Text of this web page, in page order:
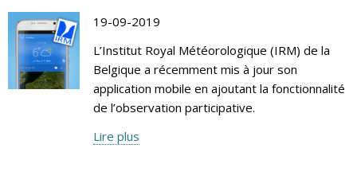
19-09-2019
L’Institut Royal Météorologique (IRM) de la
Belgique a récemment mis à jour son
application mobile en ajoutant la fonctionnalité
de l’observation participative.
Lire plus